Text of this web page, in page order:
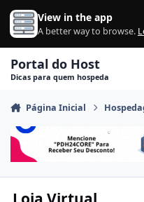
Ir para conteúdo
View in the app
A better way to browse.
Portal do Host
Dicas para quem hospeda
Página Inicial